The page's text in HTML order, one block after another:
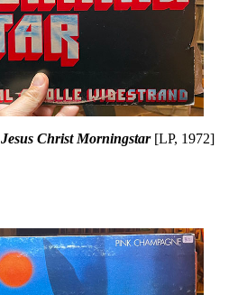
Jesus Christ Morningstar[LP, 1972]